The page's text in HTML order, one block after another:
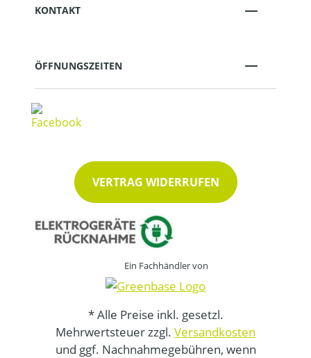
KONTAKT
ÖFFNUNGSZEITEN
VERTRAG WIDERRUFEN
Ein Fachhändler von
* Alle Preise inkl. gesetzl.
Mehrwertsteuer zzgl. Versandkosten
und ggf. Nachnahmegebühren, wenn